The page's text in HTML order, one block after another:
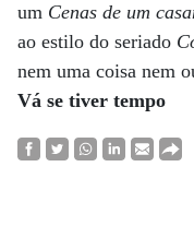
um Cenas de um
ao estilo do seriado
nem uma coisa nem
Vá se tiver tempo